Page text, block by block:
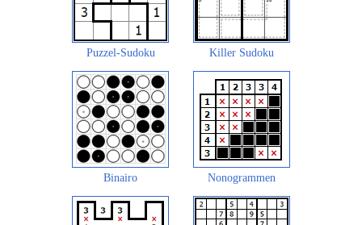
Puzzel-Sudoku Killer Sudoku
Binairo Nonogrammen